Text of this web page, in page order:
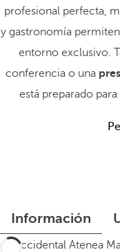
profesional perfecta,
y gastronomía
entorno exclusivo.
conferencia o una
está preparado
Información
El Occidental Atenea